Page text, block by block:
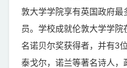
敦大学学院享有英国政府
员。学校成就伦敦大学学
名诺贝尔奖获得者，并有3
泰戈尔，诺兰等著名诗人，